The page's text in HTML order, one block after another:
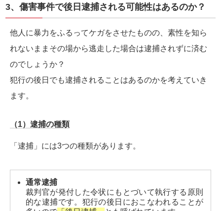
3、傷害事件で後日逮捕される可能性はあるのか？
他人に暴力をふるってケガをさせたものの、素性を知ら
れないままその場から逃走した場合は逮捕されずに済む
のでしょうか？
犯行の後日でも逮捕されることはあるのかを考えていき
ます。
（1）逮捕の種類
「逮捕」には3つの種類があります。
通常逮捕
裁判官が発付した令状にもとづいて執行する原則
的な逮捕です。犯行の後日におこなわれることが